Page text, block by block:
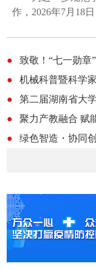
作，2026年7月18
●
致敬！“七一勋章
●
机械科普暨科学
●
第二届湖南省大
●
聚力产教融合 赋
●
绿色智造・协同